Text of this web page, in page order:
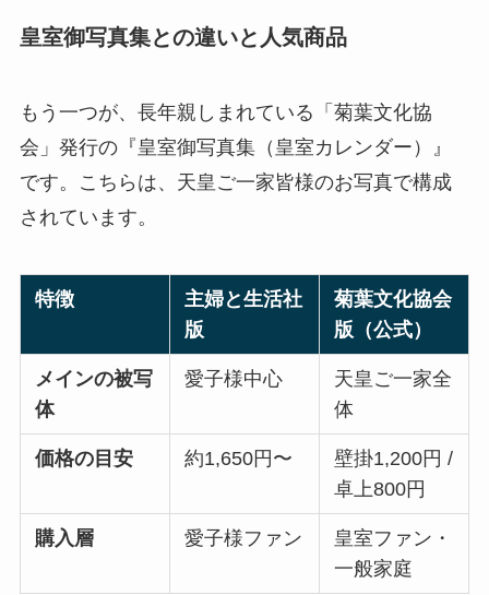
皇室御写真集との違いと人気商品
もう一つが、長年親しまれている「菊葉文化協
会」発行の『皇室御写真集（皇室カレンダー）』
です。こちらは、天皇ご一家皆様のお写真で構成
されています。
特徴
主婦と生活社
版
菊葉文化協会
版（公式）
メインの被写
体
愛子様中心
天皇ご一家全
体
価格の目安 約1,650円〜
壁掛1,200円 /
卓上800円
購入層 愛子様ファン
皇室ファン・
一般家庭